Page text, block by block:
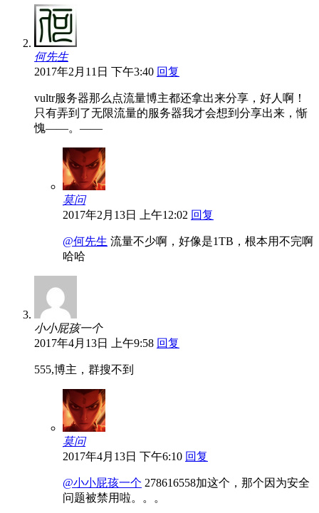
何先生
2017年2月11日 下午3:40 回复
vultr服务器那么点流量博主都还拿出来分享，好人啊！
只有弄到了无限流量的服务器我才会想到分享出来，惭
愧——。——
莫问
2017年2月13日 上午12:02 回复
@何先生 流量不少啊，好像是1TB，根本用不完啊
哈哈
小小屁孩一个
2017年4月13日 上午9:58 回复
555,博主，群搜不到
莫问
2017年4月13日 下午6:10 回复
@小小屁孩一个 278616558加这个，那个因为安全
问题被禁用啦。。。